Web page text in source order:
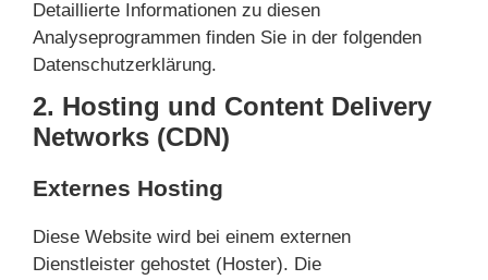
Detaillierte Informationen zu diesen
Analyseprogrammen finden Sie in der folgenden
Datenschutzerklärung.
2. Hosting und Content Delivery
Networks (CDN)
Externes Hosting
Diese Website wird bei einem externen
Dienstleister gehostet (Hoster). Die